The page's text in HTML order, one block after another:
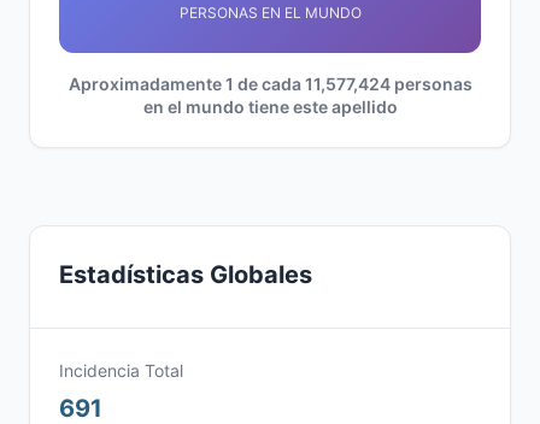
PERSONAS EN EL MUNDO
Aproximadamente 1 de cada 11,577,424 personas
en el mundo tiene este apellido
Estadísticas Globales
Incidencia Total
691